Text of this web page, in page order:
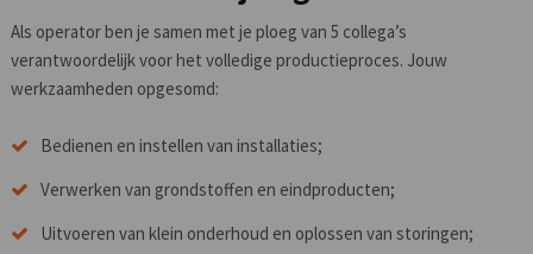
Als operator ben je samen met je ploeg van 5 collega’s
verantwoordelijk voor het volledige productieproces. Jouw
werkzaamheden opgesomd:
Bedienen en instellen van installaties;
Verwerken van grondstoffen en eindproducten;
Uitvoeren van klein onderhoud en oplossen van storingen;